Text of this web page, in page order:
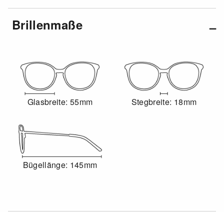
Brillenmaße
Glasbreite: 55mm Stegbreite: 18mm
Bügellänge: 145mm